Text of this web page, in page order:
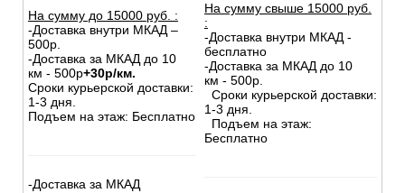
На сумму до 15000 руб. :
-Доставка внутри МКАД –
500р.
-Доставка за МКАД до 10
км - 500р+30р/км.
Сроки курьерской доставки:
1-3 дня.
Подъем на этаж: Бесплатно
-Доставка за МКАД
На сумму свыше 15000 руб.
:
-Доставка внутри МКАД -
бесплатно
-Доставка за МКАД до 10
км - 500р.
Сроки курьерской доставки:
1-3 дня.
Подъем на этаж:
Бесплатно